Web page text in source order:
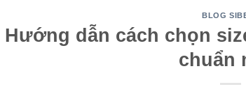
BLOG
Hướng dẫn cách chọn
chuẩn